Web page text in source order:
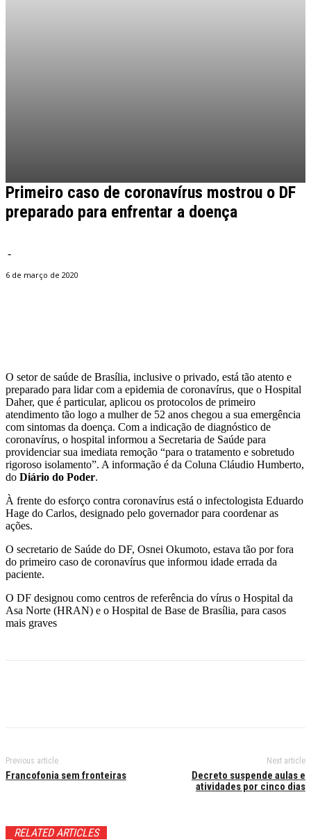
Primeiro caso de coronavírus mostrou o DF
preparado para enfrentar a doença
-
6 de março de 2020
O setor de saúde de Brasília, inclusive o privado, está tão atento e
preparado para lidar com a epidemia de coronavírus, que o Hospital
Daher, que é particular, aplicou os protocolos de primeiro
atendimento tão logo a mulher de 52 anos chegou a sua emergência
com sintomas da doença. Com a indicação de diagnóstico de
coronavírus, o hospital informou a Secretaria de Saúde para
providenciar sua imediata remoção “para o tratamento e sobretudo
rigoroso isolamento”. A informação é da Coluna Cláudio Humberto,
do Diário do Poder.
À frente do esforço contra coronavírus está o infectologista Eduardo
Hage do Carlos, designado pelo governador para coordenar as
ações.
O secretario de Saúde do DF, Osnei Okumoto, estava tão por fora
do primeiro caso de coronavírus que informou idade errada da
paciente.
O DF designou como centros de referência do vírus o Hospital da
Asa Norte (HRAN) e o Hospital de Base de Brasília, para casos
mais graves
Previous article
Francofonia sem fronteiras
Next article
Decreto suspende aulas e
atividades por cinco dias
RELATED ARTICLES